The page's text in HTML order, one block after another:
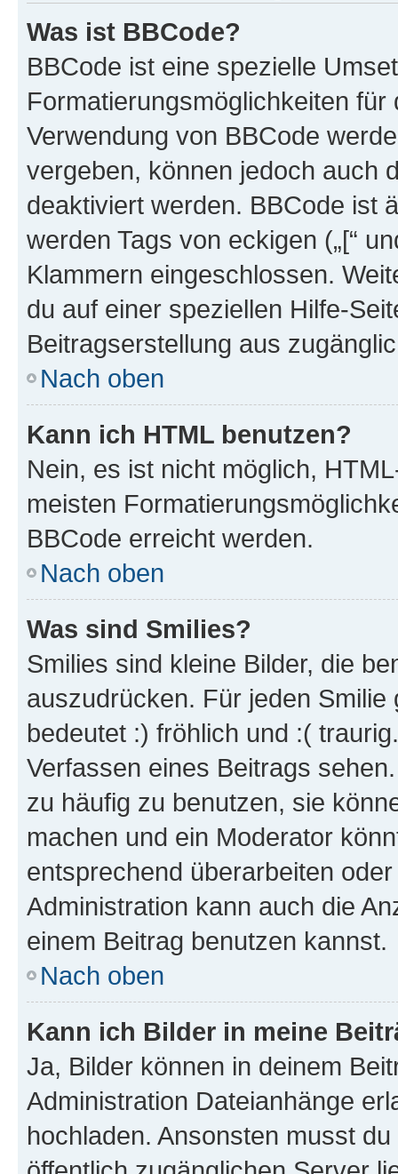
Was ist BBCode?
BBCode ist eine spezielle
Formatierungsmöglichkeiten
Verwendung von BBCode
vergeben, können jedoch auch
deaktiviert werden. BBCode ist
werden Tags von eckigen („[“
Klammern eingeschlossen.
du auf einer speziellen Hilfe-
Beitragserstellung aus
Nach oben
Kann ich HTML benutzen?
Nein, es ist nicht möglich,
meisten
BBCode erreicht werden.
Nach oben
Was sind Smilies?
Smilies sind kleine Bilder, die
auszudrücken. Für jeden
bedeutet :) fröhlich und :(
Verfassen eines Beitrags
zu häufig zu benutzen, sie
machen und ein Moderator
entsprechend überarbeiten
Administration kann auch die
einem Beitrag benutzen kannst.
Nach oben
Kann ich Bilder in meine
Ja, Bilder können in deinem
Administration Dateianhänge
hochladen. Ansonsten musst